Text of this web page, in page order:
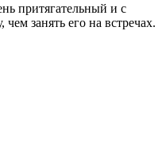
притягательный и с
занять его на встречах.